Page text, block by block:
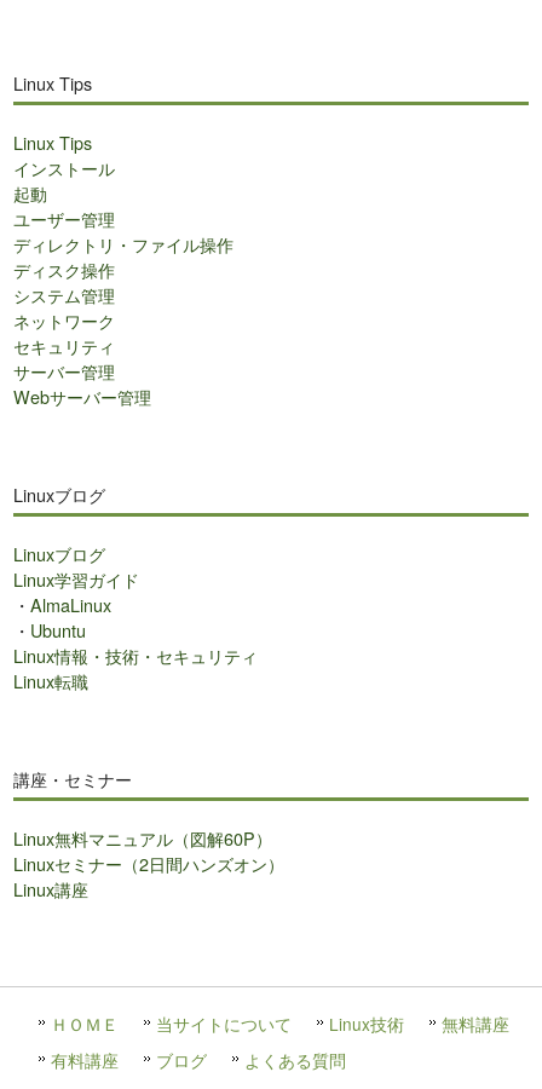
Linux Tips
Linux Tips
インストール
起動
ユーザー管理
ディレクトリ・ファイル操作
ディスク操作
システム管理
ネットワーク
セキュリティ
サーバー管理
Webサーバー管理
Linuxブログ
Linuxブログ
Linux学習ガイド
・AlmaLinux
・ Ubuntu
Linux情報・技術・セキュリティ
Linux転職
講座・セミナー
Linux無料マニュアル（図解60P）
Linuxセミナー（2日間ハンズオン）
Linux講座
ＨＯＭＥ 当サイトについて Linux技術
無料講座
有料講座
ブログ
よくある質問